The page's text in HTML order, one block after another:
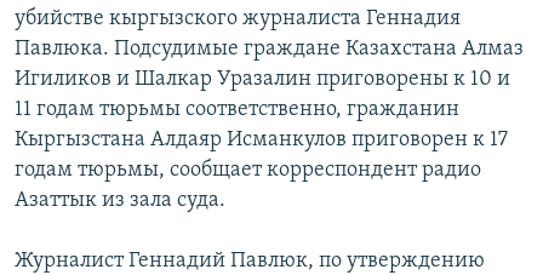
убийстве кыргызского журналиста Геннадия
Павлюка. Подсудимые граждане Казахстана Алмаз
Игиликов и Шалкар Уразалин приговорены к 10 и
11 годам тюрьмы соответственно, гражданин
Кыргызстана Алдаяр Исманкулов приговорен к 17
годам тюрьмы, сообщает корреспондент радио
Азаттык из зала суда.
Журналист Геннадий Павлюк, по утверждению